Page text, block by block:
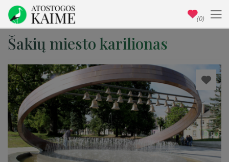
Šakių miesto karilionas
(0)